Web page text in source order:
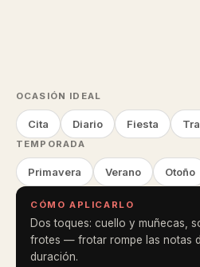
OCASIÓN IDEAL
Cita Diario Fiesta
TEMPORADA
Primavera Verano Otoño
CÓMO APLICARLO
Dos toques: cuello y muñecas,
frotes — frotar rompe las notas
duración.